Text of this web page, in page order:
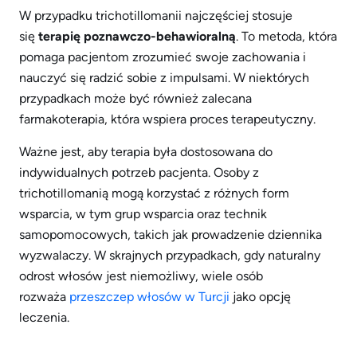
W przypadku trichotillomanii najczęściej stosuje
się terapię poznawczo-behawioralną. To metoda, która
pomaga pacjentom zrozumieć swoje zachowania i
nauczyć się radzić sobie z impulsami. W niektórych
przypadkach może być również zalecana
farmakoterapia, która wspiera proces terapeutyczny.
Ważne jest, aby terapia była dostosowana do
indywidualnych potrzeb pacjenta. Osoby z
trichotillomanią mogą korzystać z różnych form
wsparcia, w tym grup wsparcia oraz technik
samopomocowych, takich jak prowadzenie dziennika
wyzwalaczy. W skrajnych przypadkach, gdy naturalny
odrost włosów jest niemożliwy, wiele osób
rozważa przeszczep włosów w Turcji jako opcję
leczenia.